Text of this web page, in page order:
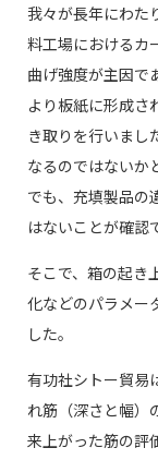
我々が長年にわた
料工場におけるカ
曲げ強度が主因で
より板紙に形成さ
き取りを行いまし
なるのではないか
でも、充填製品の
はないことが確認
そこで、箱の起き
化などのパラメー
した。
有功社シトー貿易
れ筋（深さと幅）
来上がった筋の評